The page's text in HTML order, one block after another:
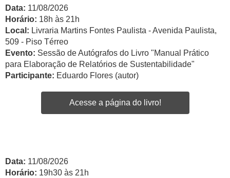
Data: 11/08/2026
Horário: 18h às 21h
Local: Livraria Martins Fontes Paulista - Avenida Paulista,
509 - Piso Térreo
Evento: Sessão de Autógrafos do Livro "Manual Prático
para Elaboração de Relatórios de Sustentabilidade"
Participante: Eduardo Flores (autor)
Acesse a página do livro!
Data: 11/08/2026
Horário: 19h30 às 21h